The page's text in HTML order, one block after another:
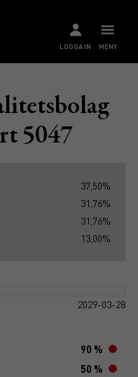
MENY
LOGGA IN
5047
37,50%
31,76%
31,76%
13,00%
2029-03-28
90 %
50 %